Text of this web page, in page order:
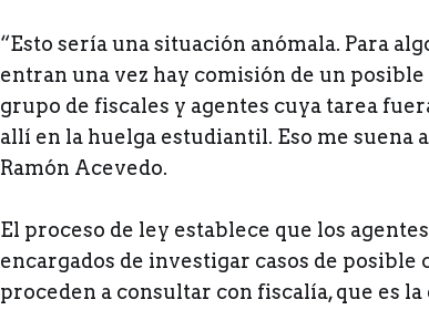
“Esto sería una situación anómala. Para
entran una vez hay comisión de un
grupo de fiscales y agentes cuya tarea
allí en la huelga estudiantil. Eso me suena
Ramón Acevedo.
El proceso de ley establece que los
encargados de investigar casos de posible
proceden a consultar con fiscalía, que es